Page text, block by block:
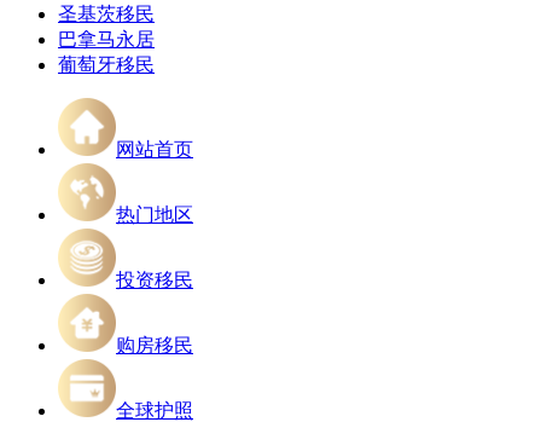
圣基茨移民
巴拿马永居
葡萄牙移民
网站首页
热门地区
投资移民
购房移民
全球护照